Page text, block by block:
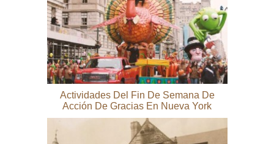
Actividades Del Fin De Semana De
Acción De Gracias En Nueva York